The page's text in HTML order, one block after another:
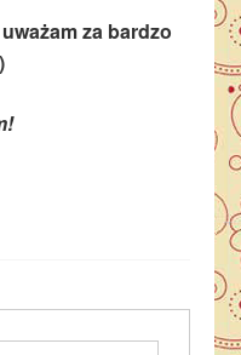
za bardzo